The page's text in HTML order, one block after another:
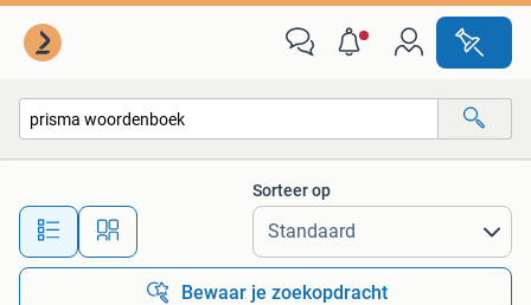
Alle afstanden…
Sorteer op
Bewaar je zoekopdracht